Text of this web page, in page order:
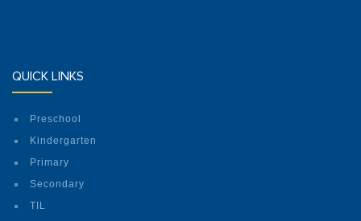
QUICK LINKS
Preschool
Kindergarten
Primary
Secondary
TIL